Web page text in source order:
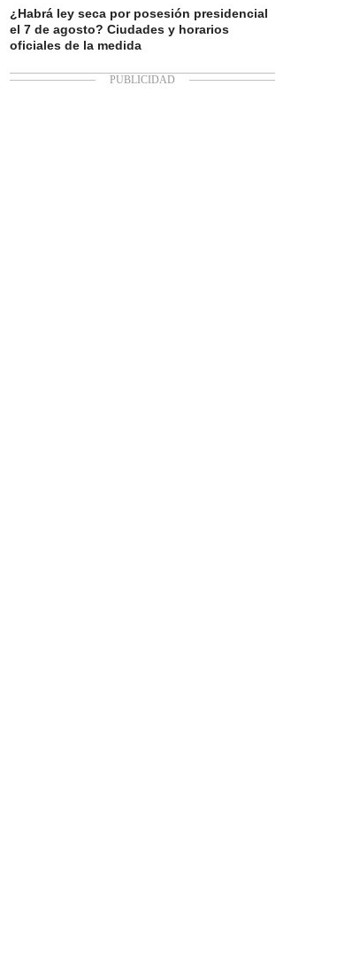
¿Habrá ley seca por posesión presidencial
el 7 de agosto? Ciudades y horarios
oficiales de la medida